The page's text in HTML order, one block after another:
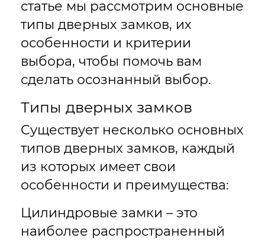
статье мы рассмотрим основные
типы дверных замков, их
особенности и критерии
выбора, чтобы помочь вам
сделать осознанный выбор.
Типы дверных замков
Существует несколько основных
типов дверных замков, каждый
из которых имеет свои
особенности и преимущества:
Цилиндровые замки – это
наиболее распространенный